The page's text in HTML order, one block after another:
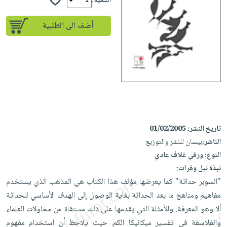
إختياراتنا
كتب
صندوق
English
iKitab
على
Android
تحميل
iKitab
على
Apple
تحميل
على
Apple
المواضيع
الأكثر
إختياراتنا
جوائز
العناية
الشخصية
العناية
وتصفيف
الشعر
العناية
بالجسم
والسفرة
جديد
الكل
أواني
الطهي
أدوات
متجر
الهدايا
أقسام
أضف الى الطلبية
تاريخ النشر:01/02/2005
الناشر:بيسان للنشر والتوزيع
النوع:ورقي غلاف عادي
نبذة نيل وفرات:
"السوبر حداثة" كما يعرضها مؤلف هذا الكتاب هي المذهب الذي يستخدم
مفاهيم ومناهج ما بعد الحداثة بغاية الوصول إلى الهدف الأساسي للحداثة
ألا وهو المعرفة. والأمثلة التي يقدمها على ذلك مستقاة من محاولات العلماء
والفلاسفة في تفسير ميكانيكا الكم. حيث يلاحظ أن استخدام مفهوم